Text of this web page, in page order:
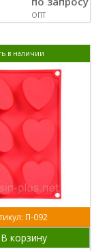
ОПТ
в наличии
П-092
корзину